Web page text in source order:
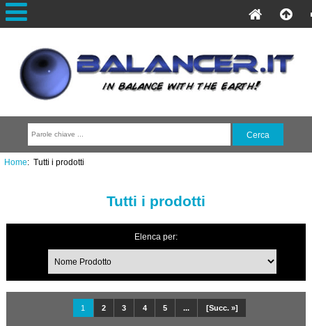
Home: Tutti i prodotti
Tutti i prodotti
Elenca per:
1 2 3 4 5 ... [Succ. »]